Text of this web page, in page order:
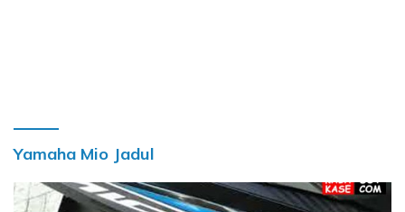
Yamaha Mio Jadul